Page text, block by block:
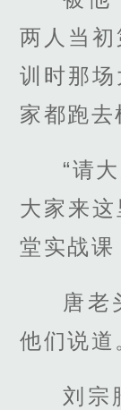
两人当
训时那
家都跑去
“请
大家来
堂实战课
唐老
他们说道
刘宗